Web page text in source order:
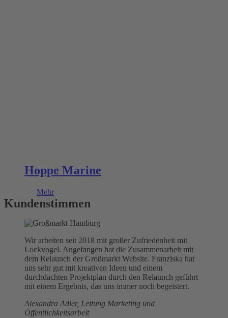
Hoppe Marine
Mehr
Kundenstimmen
Wir arbeiten seit 2018 mit großer Zufriedenheit mit
Lockvogel. Angefangen hat die Zusammenarbeit mit
dem Relaunch der Großmarkt Website. Franziska hat
uns sehr gut mit kreativen Ideen und einem
durchdachten Projektplan durch den Relaunch geführt
mit einem Ergebnis, das uns immer noch begeistert.
Alexandra Adler, Leitung Marketing und
Öffentlichkeitsarbeit